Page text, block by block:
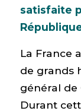
satisfaite
La France
de grands
général de
Durant